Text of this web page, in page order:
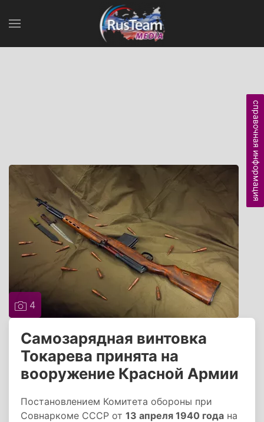
4
Самозарядная винтовка
Токарева принята на
вооружение Красной Армии
Постановлением Комитета обороны при
Совнаркоме СССР от 13 апреля 1940 года на
справочная информация